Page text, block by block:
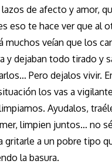
lazos de afecto y amor,
eso te hace ver que al
muchos veían que los
y dejaban todo tirado y
Pero dejalos vivir.
los vas a
Ayudalos,
limpien juntos… no
gritarle a un pobre tipo
la basura.